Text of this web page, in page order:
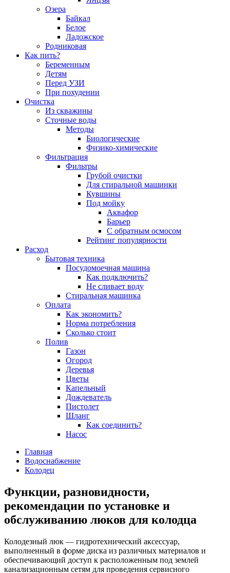
Озера
Байкал
Белое
Ладожское
Родниковая
Как пить?
Беременным
Детям
Перед УЗИ
При похудении
Очистка
Из скважины
Сточные воды
Методы
Биологические
Физико-химические
Фильтрация
Фильтры
Грубой очистки
Для стиральной машинки
Кувшины
Под мойку
Аквафор
Барьер
С обратным осмосом
Рейтинг популярности
Расход
Бытовая техника
Посудомоечная машина
Как подключить?
Не сливает воду
Стиральная машинка
Оплата
Как экономить?
Норма потребления
Сколько стоит
Полив
Газон
Огород
Деревья
Цветы
Капельный
Дождеватель
Пистолет
Шланг
Как соединить?
Насос
Главная
Водоснабжение
Колодец
Функции, разновидности,
рекомендации по установке и
обслуживанию люков для колодца
Колодезный люк — гидротехнический аксессуар,
выполненный в форме диска из различных материалов и
обеспечивающий доступ к расположенным под землей
канализационным сетям для проведения сервисного